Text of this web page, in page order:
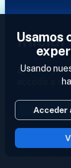
Iniciar
¿Ya tienes
accede a
Iniciar
Usamos
Usando
Acceder